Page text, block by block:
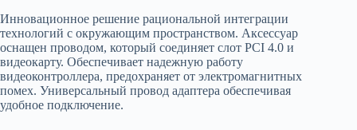
Инновационное решение рациональной интеграции
технологий с окружающим пространством. Аксессуар
оснащен проводом, который соединяет слот PCI 4.0 и
видеокарту. Обеспечивает надежную работу
видеоконтроллера, предохраняет от электромагнитных
помех. Универсальный провод адаптера обеспечивая
удобное подключение.